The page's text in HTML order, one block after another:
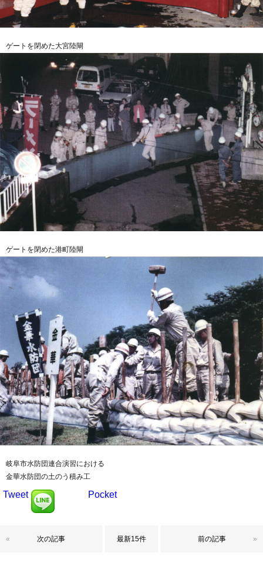
ゲートを閉めた大宮陸閘
ゲートを閉めた港町陸閘
岐阜市水防団連合演習における
金華水防団の土のう積み工
Tweet Pocket
次の記事
« 最新15件 前の記事 »